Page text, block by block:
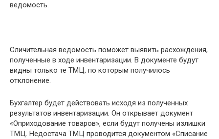
ведомость.
Сличительная ведомость поможет выявить расхождения,
полученные в ходе инвентаризации. В документе будут
видны только те ТМЦ, по которым получилось
отклонение.
Бухгалтер будет действовать исходя из полученных
результатов инвентаризации. Он открывает документ
«Оприходование товаров», если будут получены излишки
ТМЦ. Недостача ТМЦ проводится документом «Списание